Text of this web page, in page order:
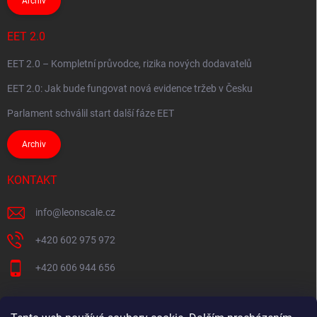
EET 2.0
EET 2.0 – Kompletní průvodce, rizika nových dodavatelů
EET 2.0: Jak bude fungovat nová evidence tržeb v Česku
Parlament schválil start další fáze EET
Archiv
KONTAKT
info@ leonscale.cz
+420 602 975 972
+420 606 944 656